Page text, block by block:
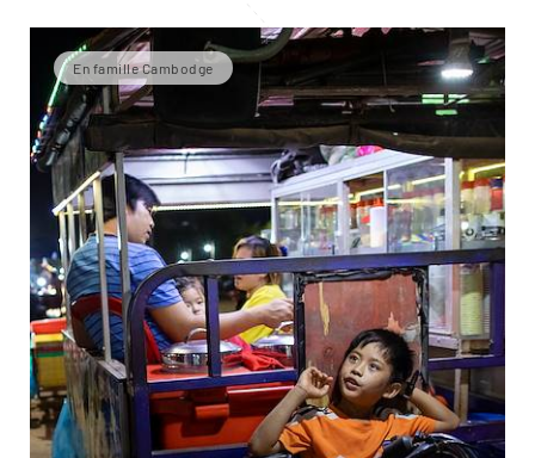
En famille Cambodge